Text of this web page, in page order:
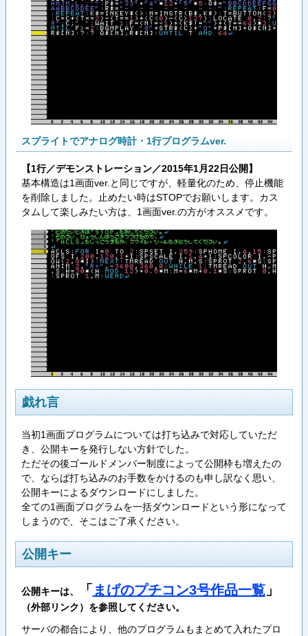
スプライトでアナログ時計・1行プログラムver.
【1行／デモンストレーション／2015年1月22日公開】
基本構造は1画面ver.と同じですが、軽量化のため、停止機能
を削除しました。止めたい時はSTOPでお願いします。カス
タムして楽しみたい方は、1画面ver.の方がオススメです。
戯れ言
当初1画面プログラムについては打ち込みで対応していただ
き、公開キーを発行しない方針でした。
ただその後ゴールドメンバー制度によって公開枠も増えたの
で、ならば打ち込みのお手数をかけるのも申し訳なく思い、
公開キーによるダウンロードにしました。
全ての1画面プログラムを一括ダウンロードという形になって
しまうので、そこはご了承ください。
公開キー
公開キーは、 「 まげのプチコン3号作品一覧」
（外部リンク）を参照してください。
サーバの都合により、他のプログラムもまとめて入れたプロ